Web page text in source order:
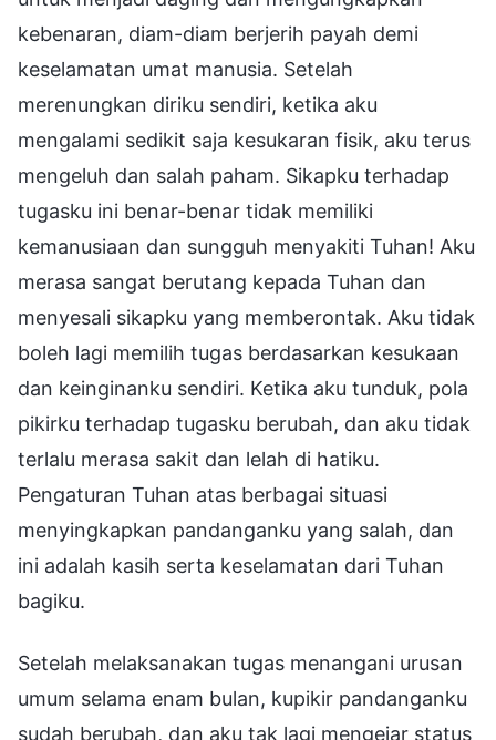
kebenaran, diam-diam berjerih payah demi
keselamatan umat manusia. Setelah
merenungkan diriku sendiri, ketika aku
mengalami sedikit saja kesukaran fisik, aku terus
mengeluh dan salah paham. Sikapku terhadap
tugasku ini benar-benar tidak memiliki
kemanusiaan dan sungguh menyakiti Tuhan! Aku
merasa sangat berutang kepada Tuhan dan
menyesali sikapku yang memberontak. Aku tidak
boleh lagi memilih tugas berdasarkan kesukaan
dan keinginanku sendiri. Ketika aku tunduk, pola
pikirku terhadap tugasku berubah, dan aku tidak
terlalu merasa sakit dan lelah di hatiku.
Pengaturan Tuhan atas berbagai situasi
menyingkapkan pandanganku yang salah, dan
ini adalah kasih serta keselamatan dari Tuhan
bagiku.
Setelah melaksanakan tugas menangani urusan
umum selama enam bulan, kupikir pandanganku
sudah berubah, dan aku tak lagi mengejar status